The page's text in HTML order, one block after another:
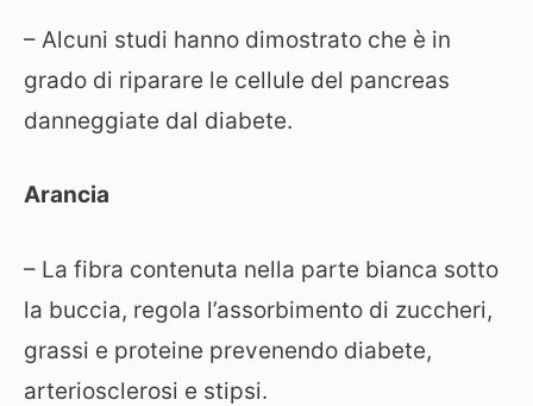
– Alcuni studi hanno dimostrato che è in
grado di riparare le cellule del pancreas
danneggiate dal diabete.
Arancia
– La fibra contenuta nella parte bianca sotto
la buccia, regola l’assorbimento di zuccheri,
grassi e proteine prevenendo diabete,
arteriosclerosi e stipsi.